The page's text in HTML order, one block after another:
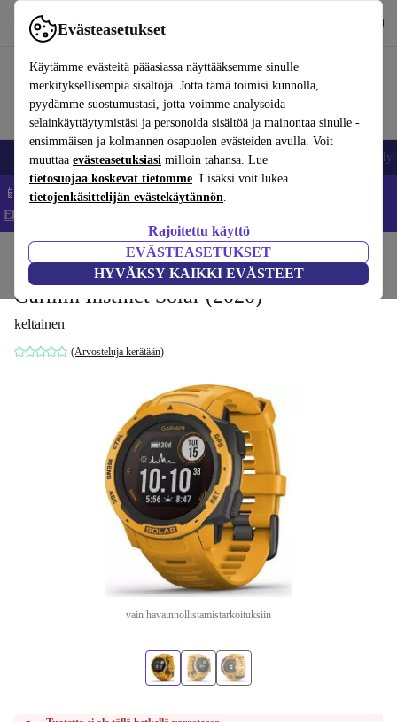
Evästeasetukset
Käytämme evästeitä pääasiassa näyttääksemme sinulle
merkityksellisempiä sisältöjä. Jotta tämä toimisi kunnolla,
pyydämme suostumustasi, jotta voimme analysoida
selainkäyttäytymistäsi ja personoida sisältöä ja mainontaa sinulle -
ensimmäisen ja kolmannen osapuolen evästeiden avulla. Voit
muuttaa evästeasetuksiasi milloin tahansa. Lue
tietosuojaa koskevat tietomme. Lisäksi voit lukea
tietojenkäsittelijän evästekäytännön.
Rajoitettu käyttö
EVÄSTEASETUKSET
HYVÄKSY KAIKKI EVÄSTEET
Käytä refurbed-palvelua nopeasti ja helposti
Matkapuhelimet ja älypuhelimet Kannettavat tietokoneet
📱 Säästä 5 % LISÄÄ iPhoneista – Koodi: IPHONEDEAL –
Ehdot ja säännöt
Älykellot
Garmin Instinct Solar (2020)
keltainen
(Arvosteluja kerätään)
vain havainnollistamistarkoituksiin